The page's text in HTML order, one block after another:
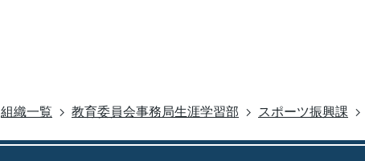
組織一覧 教育委員会事務局生涯学習部 スポーツ振興課